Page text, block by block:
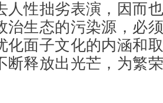
人性拙劣表演，因而
治生态的污染源，必
化面子文化的内涵和
断释放出光芒，为繁